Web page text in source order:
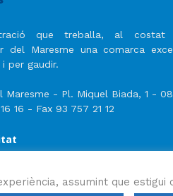
que treballa, al costat
del Maresme una comarca
per gaudir.
Maresme - Pl. Miquel Biada, 1 -
16 - Fax 93 757 21 12
assumint que